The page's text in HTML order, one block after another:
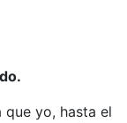
que yo, hasta el